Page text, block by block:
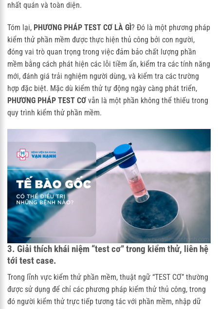
nhất quán và toàn diện.
Tóm lại, PHƯƠNG PHÁP TEST CƠ LÀ GÌ? Đó là một phương pháp
kiểm thử phần mềm được thực hiện thủ công bởi con người,
đóng vai trò quan trọng trong việc đảm bảo chất lượng phần
mềm bằng cách phát hiện các lỗi tiềm ẩn, kiểm tra các tính năng
mới, đánh giá trải nghiệm người dùng, và kiểm tra các trường
hợp đặc biệt. Mặc dù kiểm thử tự động ngày càng phát triển,
PHƯƠNG PHÁP TEST CƠ vẫn là một phần không thể thiếu trong
quy trình kiểm thử phần mềm.
3. Giải thích khái niệm “test cơ” trong kiểm thử, liên hệ
tới test case.
Trong lĩnh vực kiểm thử phần mềm, thuật ngữ “TEST CƠ” thường
được sử dụng để chỉ các phương pháp kiểm thử thủ công, trong
đó người kiểm thử trực tiếp tương tác với phần mềm, nhập dữ